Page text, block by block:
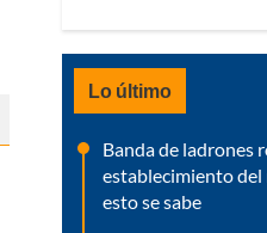
Lo último
Banda de ladrones
establecimiento
esto se sabe